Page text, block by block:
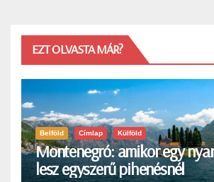
EZT OLVASTA MÁR?
Belföld Címlap Külföld
Montenegró: amikor egy
lesz egyszerű pihenésnél